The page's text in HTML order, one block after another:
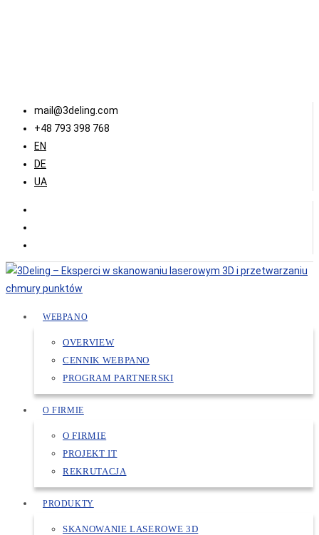
mail@3deling.com
+48 793 398 768
EN
DE
UA
WEBPANO
OVERVIEW
CENNIK WEBPANO
PROGRAM PARTNERSKI
O FIRMIE
O FIRMIE
PROJEKT IT
REKRUTACJA
PRODUKTY
SKANOWANIE LASEROWE 3D